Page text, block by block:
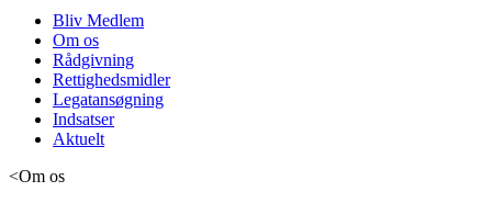
Bliv Medlem
Om os
Rådgivning
Rettighedsmidler
Legatansøgning
Indsatser
Aktuelt
<Om os